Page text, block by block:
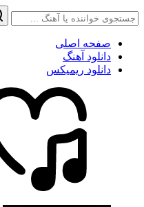
صفحه اصلی
دانلود آهنگ
دانلود ریمیکس